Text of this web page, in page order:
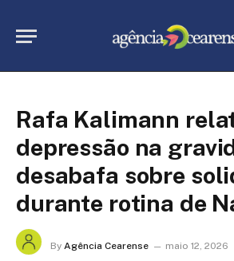
Rafa Kalimann
depressão na
desabafa sobre
durante rotina de
By Agência Cearense maio 12, 2026